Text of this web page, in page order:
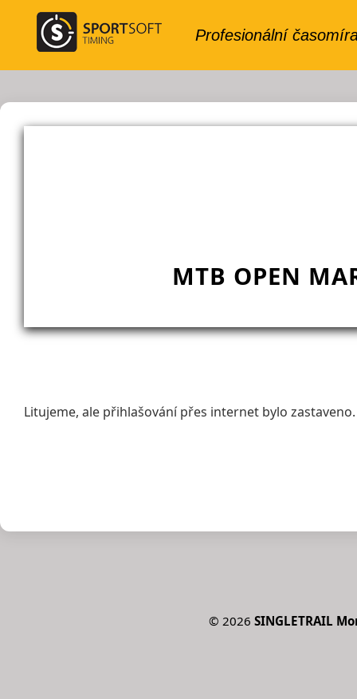
MTB OPEN
Litujeme, ale přihlašování přes internet bylo zastaveno.
© 2026 SINGLETRAIL